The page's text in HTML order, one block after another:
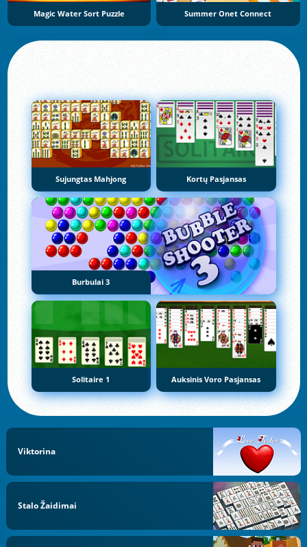
Magic Water Sort Puzzle Summer Onet Connect
Sujungtas Mahjong Kortų Pasjansas
Burbulai 3
Solitaire 1 Auksinis Voro Pasjansas
Viktorina
Stalo Žaidimai